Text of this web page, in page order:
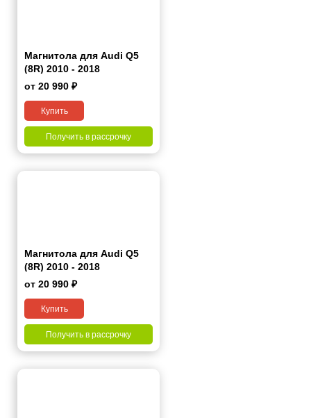
Магнитола для Audi Q5
(8R) 2010 - 2018
от 20 990 ₽
Купить
Получить в рассрочку
Магнитола для Audi Q5
(8R) 2010 - 2018
от 20 990 ₽
Купить
Получить в рассрочку